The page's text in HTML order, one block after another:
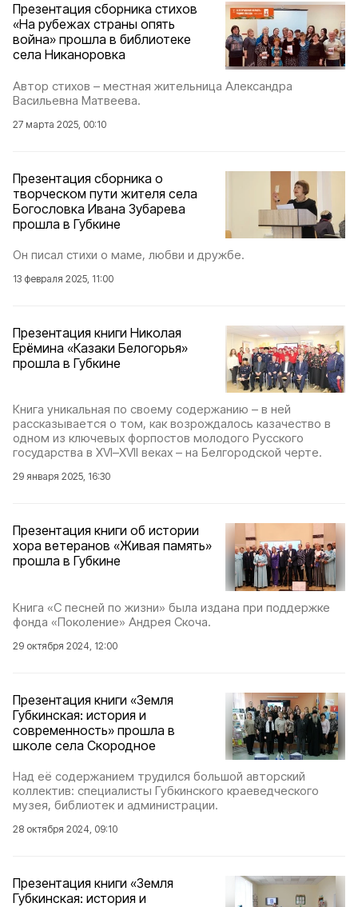
Презентация сборника стихов
«На рубежах страны опять
война» прошла в библиотеке
села Никаноровка
Автор стихов – местная жительница Александра
Васильевна Матвеева.
27 марта 2025, 00:10
Презентация сборника о
творческом пути жителя села
Богословка Ивана Зубарева
прошла в Губкине
Он писал стихи о маме, любви и дружбе.
13 февраля 2025, 11:00
Презентация книги Николая
Ерёмина «Казаки Белогорья»
прошла в Губкине
Книга уникальная по своему содержанию – в ней
рассказывается о том, как возрождалось казачество в
одном из ключевых форпостов молодого Русского
государства в XVI–XVII веках – на Белгородской черте.
29 января 2025, 16:30
Презентация книги об истории
хора ветеранов «Живая память»
прошла в Губкине
Книга «С песней по жизни» была издана при поддержке
фонда «Поколение» Андрея Скоча.
29 октября 2024, 12:00
Презентация книги «Земля
Губкинская: история и
современность» прошла в
школе села Скородное
Над её содержанием трудился большой авторский
коллектив: специалисты Губкинского краеведческого
музея, библиотек и администрации.
28 октября 2024, 09:10
Презентация книги «Земля
Губкинская: история и